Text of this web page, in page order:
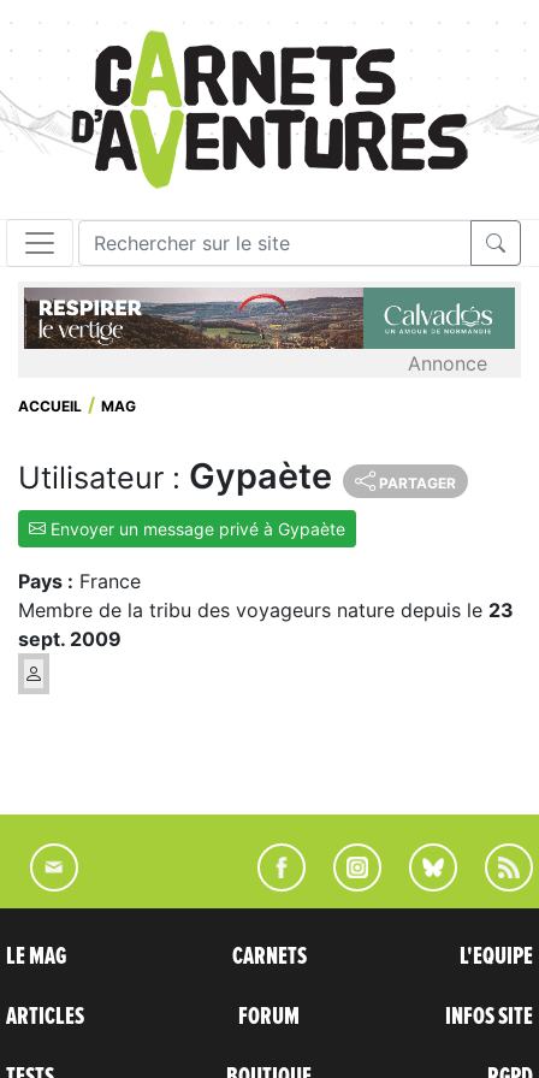
Annonce
ACCUEIL MAG
Utilisateur : Gypaète PARTAGER
Envoyer un message privé à Gypaète
Pays : France
Membre de la tribu des voyageurs nature depuis le 23
sept. 2009
LE MAG
ARTICLES
CARNETS
FORUM
L'EQUIPE
INFOS SITE